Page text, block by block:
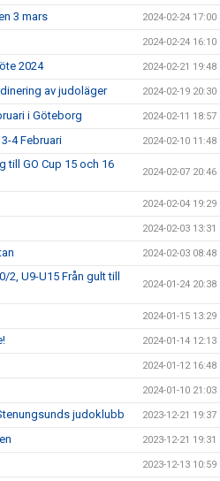
3 mars 2024-02-24 17:00
2024-02-24 16:10
2024 2024-02-21 19:48
av judoläger 2024-02-19 20:30
i Göteborg 2024-02-11 18:57
4 Februari 2024-02-10 11:48
till GO Cup 15 och 16
2024-02-07 20:46
2024-02-04 19:29
2024-02-03 13:31
2024-02-03 08:48
U9-U15 Från gult till
2024-01-24 20:38
2024-01-15 13:29
2024-01-14 12:13
2024-01-12 16:48
2024-01-10 21:03
judoklubb 2023-12-21 19:37
2023-12-21 19:31
2023-12-13 10:59